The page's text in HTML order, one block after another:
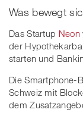
Was bewegt
Das Startup Neon
der
starten und
Die Smartphone-
Schweiz mit
dem